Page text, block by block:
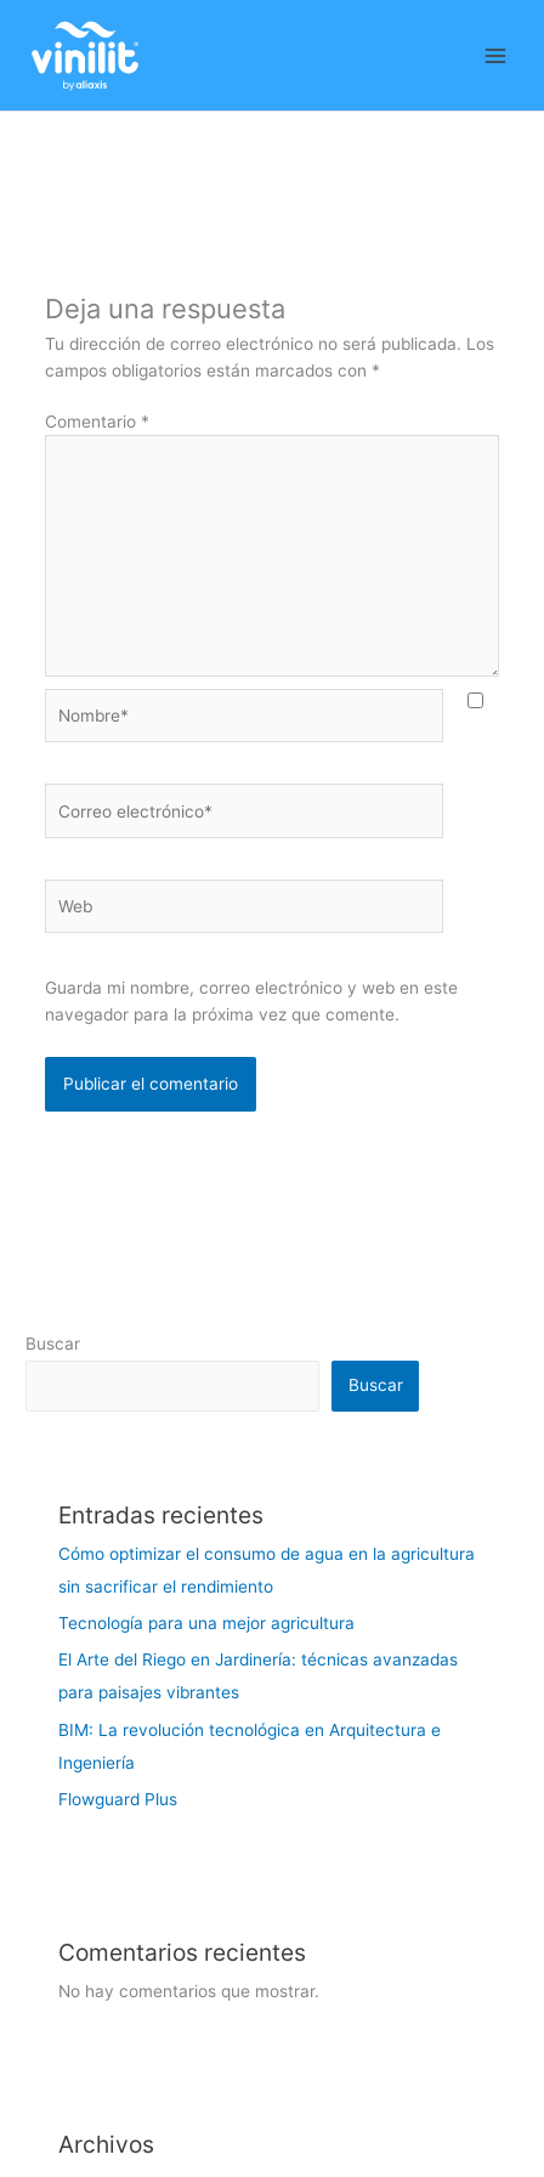
contenido
Deja una respuesta
Tu dirección de correo electrónico no será publicada. Los
campos obligatorios están marcados con *
Comentario *
electrónico*
Guarda mi nombre, correo electrónico y web en este
navegador para la próxima vez que comente.
Buscar
Buscar
Entradas recientes
Cómo optimizar el consumo de agua en la agricultura
sin sacrificar el rendimiento
Tecnología para una mejor agricultura
El Arte del Riego en Jardinería: técnicas avanzadas
para paisajes vibrantes
BIM: La revolución tecnológica en Arquitectura e
Ingeniería
Flowguard Plus
Comentarios recientes
No hay comentarios que mostrar.
Archivos